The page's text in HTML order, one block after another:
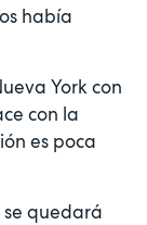
había
York con
con la
es poca
quedará